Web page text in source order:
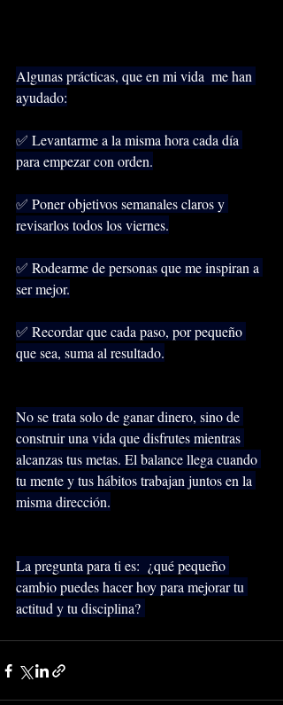
Algunas prácticas, que en mi vida  me han
ayudado:
✅ Levantarme a la misma hora cada día
para empezar con orden.
✅ Poner objetivos semanales claros y
revisarlos todos los viernes.
✅ Rodearme de personas que me inspiran a
ser mejor.
✅ Recordar que cada paso, por pequeño
que sea, suma al resultado.
No se trata solo de ganar dinero, sino de
construir una vida que disfrutes mientras
alcanzas tus metas. El balance llega cuando
tu mente y tus hábitos trabajan juntos en la
misma dirección.
La pregunta para ti es:  ¿qué pequeño
cambio puedes hacer hoy para mejorar tu
actitud y tu disciplina?